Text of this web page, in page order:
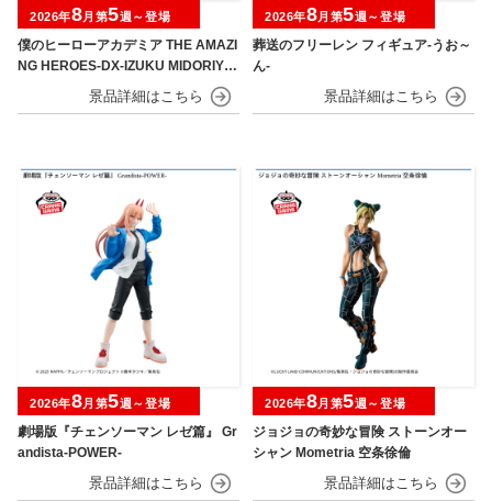
僕のヒーローアカデミア THE AMAZI
NG HEROES-DX-IZUKU MIDORIYA
OVERLAY Ⅱ
2026年8月第5週～登場
葬送のフリーレン フィギュア-うお～
ん-
2026年8月第5週～登場
劇場版『チェンソーマン レゼ篇』 Gr
andista-POWER-
2026年8月第5週～登場
ジョジョの奇妙な冒険 ストーンオー
シャン Mometria 空条徐倫
2026年8月第5週～登場